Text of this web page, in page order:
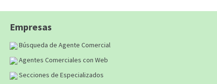
Empresas
Búsqueda de Agente Comercial
Agentes Comerciales con Web
Secciones de Especializados